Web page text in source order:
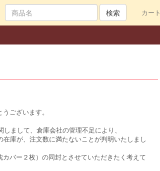
カート
検索
ございます。
まして、倉庫会社の管理不足により、
庫が、注文数に満たないことが判明いたしまし
バー２枚）の同封とさせていただきたく考えて